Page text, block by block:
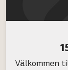
Välkommen